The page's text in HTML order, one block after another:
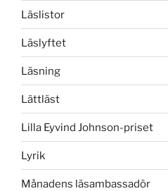
Läslistor
Läslyftet
Läsning
Lättläst
Lilla Eyvind Johnson-priset
Lyrik
Månadens läsambassadör